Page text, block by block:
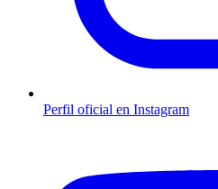
Perfil oficial en Instagram